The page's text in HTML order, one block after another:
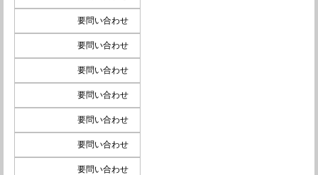
要問い合わせ
要問い合わせ
要問い合わせ
要問い合わせ
要問い合わせ
要問い合わせ
要問い合わせ